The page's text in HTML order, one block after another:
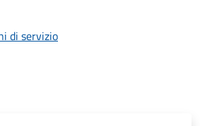
di servizio